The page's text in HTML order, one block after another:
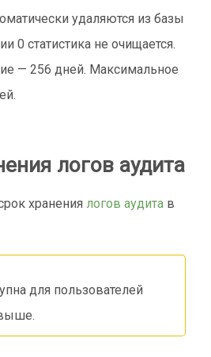
удаляются из базы
0 статистика не очищается.
— 256 дней. Максимальное
логов аудита
хранения логов аудита в
для пользователей